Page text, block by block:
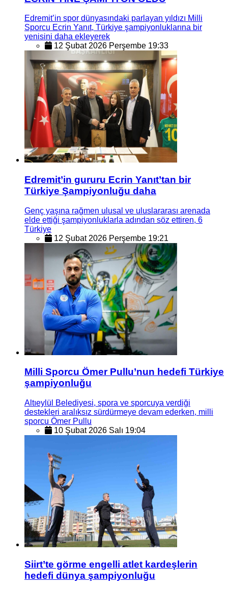
Edremit’in spor dünyasındaki parlayan yıldızı Milli
Sporcu Ecrin Yanıt, Türkiye şampiyonluklarına bir
yenisini daha ekleyerek
12 Şubat 2026 Perşembe 19:33
Edremit’in gururu Ecrin Yanıt’tan bir
Türkiye Şampiyonluğu daha
Genç yaşına rağmen ulusal ve uluslararası arenada
elde ettiği şampiyonluklarla adından söz ettiren, 6
Türkiye
12 Şubat 2026 Perşembe 19:21
Milli Sporcu Ömer Pullu’nun hedefi Türkiye
şampiyonluğu
Altıeylül Belediyesi, spora ve sporcuya verdiği
destekleri aralıksız sürdürmeye devam ederken, milli
sporcu Ömer Pullu
10 Şubat 2026 Salı 19:04
Siirt’te görme engelli atlet kardeşlerin
hedefi dünya şampiyonluğu